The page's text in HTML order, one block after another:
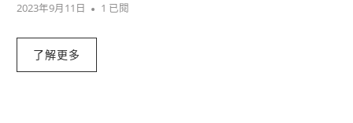
2023年9月11日 1 已閱
了解更多